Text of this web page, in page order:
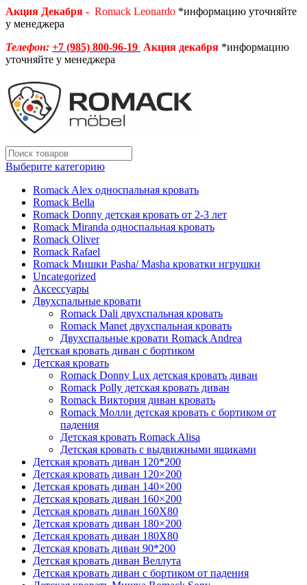
Акция Декабря - Romack Leonardo *информацию уточняйте
у менеджера
Телефон: +7 (985) 800-96-19 Акция декабря *информацию
уточняйте у менеджера
Выберите категорию
Romack Alex односпальная кровать
Romack Bella
Romack Donny детская кровать от 2-3 лет
Romack Miranda односпальная кровать
Romack Oliver
Romack Rafael
Romack Мишки Pasha/ Masha кроватки игрушки
Uncategorized
Аксессуары
Двухспальные кровати
Romack Dali двухспальная кровать
Romack Manet двухспальная кровать
Двухспальные кровати Romack Andrea
Детcкая кровать диван с бортиком
Детская кровать
Romack Donny Lux детская кровать диван
Romack Polly детская кровать диван
Romack Виктория диван кровать
Romack Молли детская кровать с бортиком от
падения
Детская кровать Romack Alisa
Детская кровать с выдвижными ящиками
Детская кровать диван 120*200
Детская кровать диван 120×200
Детская кровать диван 140×200
Детская кровать диван 160×200
Детская кровать диван 160Х80
Детская кровать диван 180×200
Детская кровать диван 180Х80
Детская кровать диван 90*200
Детская кровать диван Веллута
Детская кровать диван с бортиком от падения